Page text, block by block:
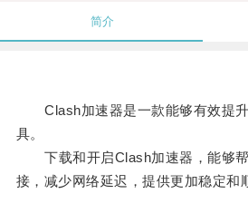
简介
Clash加速器是一款能够有效提升
具。
下载和开启Clash加速器，能够帮
接，减少网络延迟，提供更加稳定和